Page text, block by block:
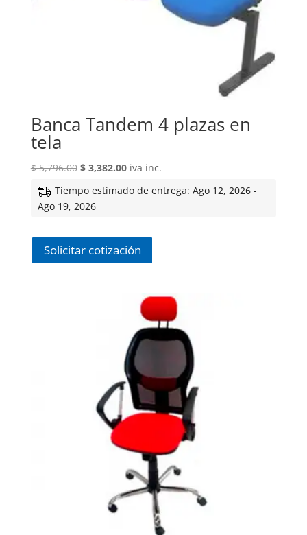
Banca Tandem 4 plazas en
tela
$5,796.00 El
original
era:
$3,382.00El
actual
iva inc.
Tiempo estimado de entrega: Ago 12, 2026 -
Ago 19, 2026
Solicitar cotización